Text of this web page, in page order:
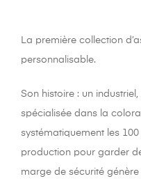
La première collection
personnalisable.
Son histoire : un
spécialisée dans la
systématiquement les
production pour garder
marge de sécurité